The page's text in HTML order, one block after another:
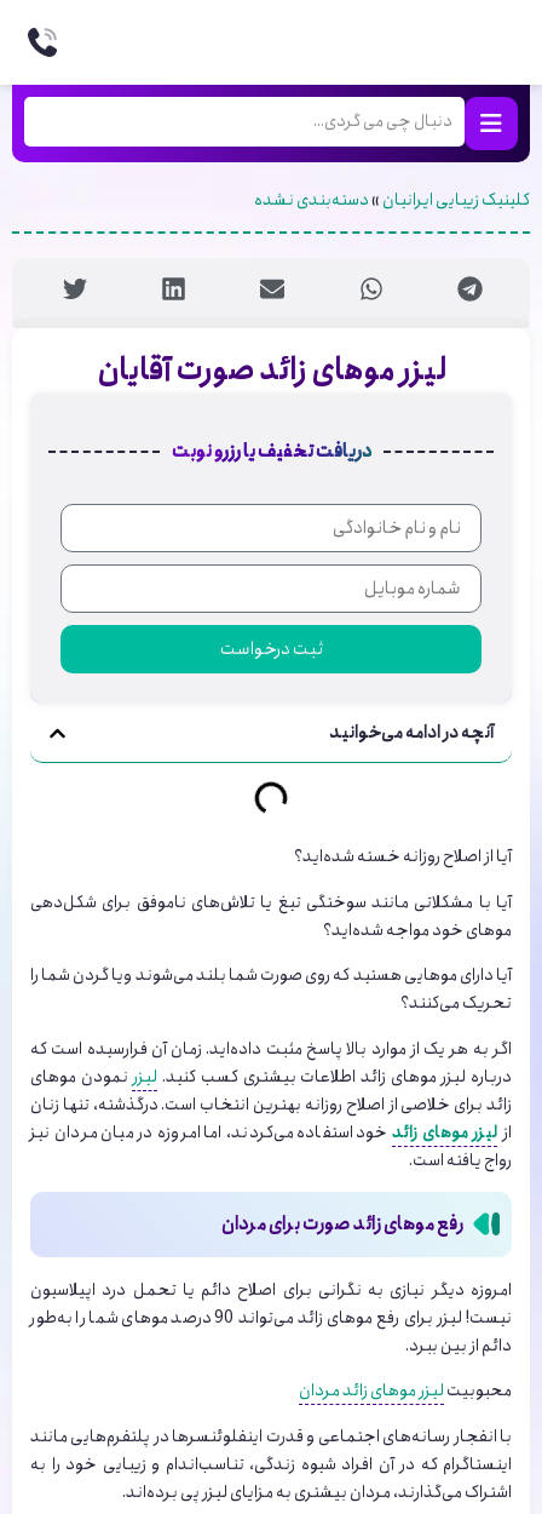
کلینیک زیبایی ایرانیان»دسته‌بندی نشده
لیزر موهای زائد صورت آقایان
دریافت تخفیف یا رزرو نوبت
ثبت درخواست
آنچه در ادامه می‌خوانید
آیا از اصلاح روزانه خسته شده‌اید؟
آیا با مشکلاتی مانند سوختگی تیغ یا تلاش‌‌های ناموفق برای شکل‌‌دهی
موهای خود مواجه شده‌‌اید؟
آیا دارای موهایی هستید که روی صورت شما بلند می‌شوند ویا گردن شما را
تحریک می‌کنند؟
اگر به هر یک از موارد بالا پاسخ مثبت داده‌اید. زمان آن فرارسیده است که
درباره لیزر موهای زائد اطلاعات بیشتری کسب کنید. لیزر نمودن موهای
زائد برای خلاصی از اصلاح روزانه بهترین انتخاب است. درگذشته، تنها زنان
از لیزر موهای زائد خود استفاده می‌‌کردند، اما امروزه در میان مردان نیز
رواج یافته است.
رفع موهای زائد صورت برای مردان
امروزه دیگر نیازی به نگرانی برای اصلاح دائم یا تحمل درد اپیلاسیون
نیست! لیزر برای رفع موهای زائد می‌تواند 90 درصد موهای شما را به‌طور
دائم از بین ببرد.
محبوبیتلیزر موهای زائد مردان
با انفجار رسانه‌های اجتماعی و قدرت اینفلوئنسرها در پلتفرم‌هایی مانند
اینستاگرام که در آن افراد شیوه زندگی، تناسب‌اندام و زیبایی خود را به
اشتراک می‌گذارند، مردان بیشتری به مزایای لیزر پی برده‌اند.